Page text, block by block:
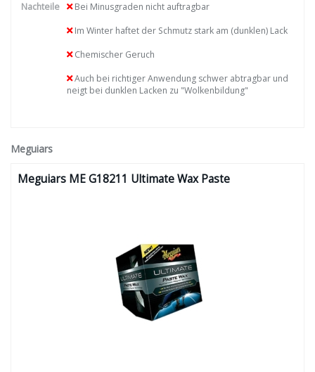
Nachteile
Bei Minusgraden nicht auftragbar
Im Winter haftet der Schmutz stark am (dunklen) Lack
Chemischer Geruch
Auch bei richtiger Anwendung schwer abtragbar und
neigt bei dunklen Lacken zu "Wolkenbildung"
Meguiars
Meguiars ME G18211 Ultimate Wax Paste